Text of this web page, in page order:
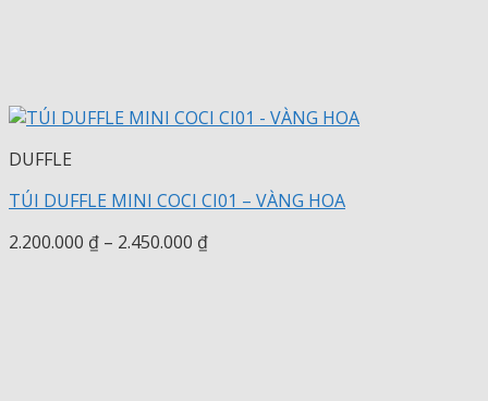
DUFFLE
TÚI DUFFLE MINI COCI CI01 – VÀNG HOA
2.200.000 ₫ – 2.450.000 ₫Khoảng